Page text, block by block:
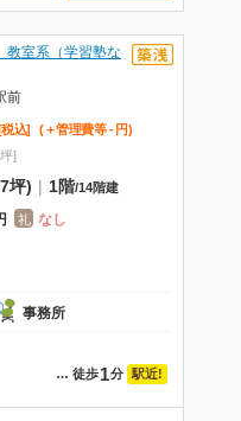
室系（学習塾な
前
[税込] (＋管理費等 - 円)
]
坪) | 1階/14階建
礼 なし
事務所
… 徒歩1分 駅近!